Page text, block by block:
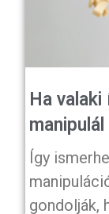
Ha
Így
gondolják,